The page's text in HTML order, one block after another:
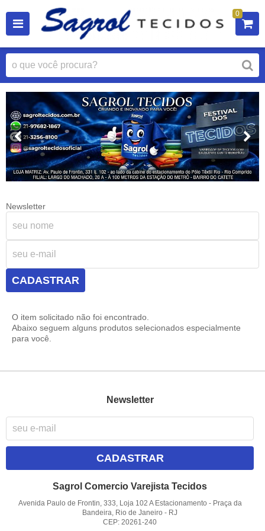
0
Newsletter
CADASTRAR
O item solicitado não foi encontrado.
Abaixo seguem alguns produtos selecionados especialmente
para você.
Newsletter
CADASTRAR
Sagrol Comercio Varejista Tecidos
Avenida Paulo de Frontin, 333, Loja 102 A Estacionamento - Praça da
Bandeira, Rio de Janeiro - RJ
CEP: 20261-240